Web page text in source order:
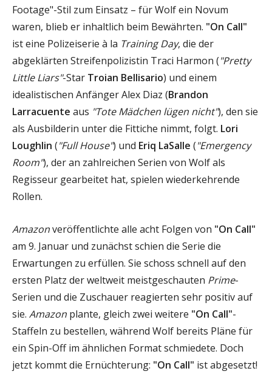
Footage"-Stil zum Einsatz – für Wolf ein Novum
waren, blieb er inhaltlich beim Bewährten. "On Call"
ist eine Polizeiserie à la Training Day, die der
abgeklärten Streifenpolizistin Traci Harmon ("Pretty
Little Liars"-Star Troian Bellisario) und einem
idealistischen Anfänger Alex Diaz (Brandon
Larracuente aus "Tote Mädchen lügen nicht"), den sie
als Ausbilderin unter die Fittiche nimmt, folgt. Lori
Loughlin ("Full House") und Eriq LaSalle ("Emergency
Room"), der an zahlreichen Serien von Wolf als
Regisseur gearbeitet hat, spielen wiederkehrende
Rollen.
Amazonveröffentlichte alle acht Folgen von "On Call"
am 9. Januar und zunächst schien die Serie die
Erwartungen zu erfüllen. Sie schoss schnell auf den
ersten Platz der weltweit meistgeschauten Prime-
Serien und die Zuschauer reagierten sehr positiv auf
sie. Amazon plante, gleich zwei weitere "On Call"-
Staffeln zu bestellen, während Wolf bereits Pläne für
ein Spin-Off im ähnlichen Format schmiedete. Doch
jetzt kommt die Ernüchterung: "On Call" ist abgesetzt!